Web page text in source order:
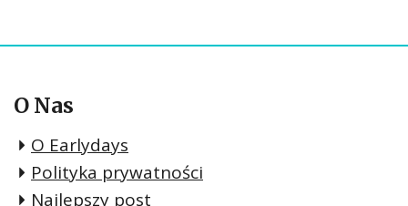
O Nas
O Earlydays
Polityka prywatności
Najlepszy post